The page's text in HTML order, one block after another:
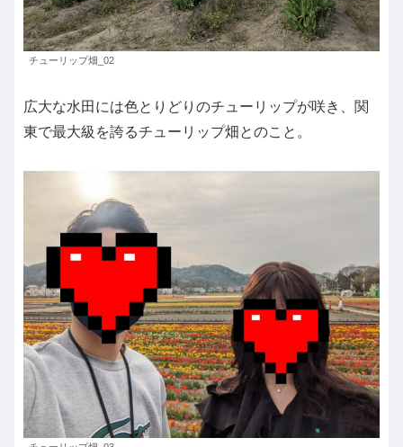
チューリップ畑_02
広大な水田には色とりどりのチューリップが咲き、関
東で最大級を誇るチューリップ畑とのこと。